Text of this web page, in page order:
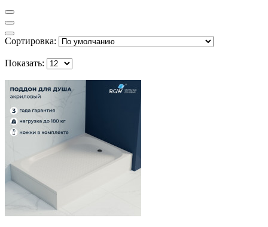
Сортировка:
Показать: